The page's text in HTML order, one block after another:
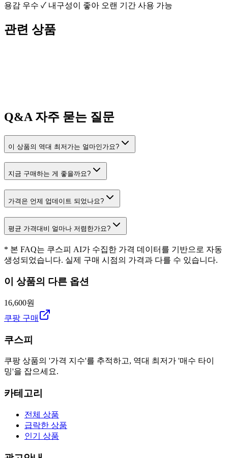
용감 우수 ✓ 내구성이 좋아 오랜 기간 사용 가능
관련 상품
Q&A 자주 묻는 질문
이 상품의 역대 최저가는 얼마인가요?
지금 구매하는 게 좋을까요?
가격은 언제 업데이트 되었나요?
평균 가격대비 얼마나 저렴한가요?
* 본 FAQ는 쿠스피 AI가 수집한 가격 데이터를 기반으로 자동
생성되었습니다. 실제 구매 시점의 가격과 다를 수 있습니다.
이 상품의 다른 옵션
16,600원
쿠팡 구매
쿠스피
쿠팡 상품의 '가격 지수'를 추적하고, 역대 최저가 '매수 타이
밍'을 잡으세요.
카테고리
전체 상품
급락한 상품
인기 상품